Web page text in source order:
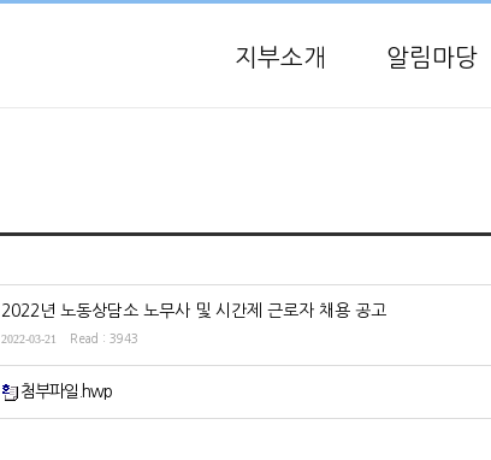
지부소개 알림마당
2022년 노동상담소 노무사 및 시간제 근로자 채용 공고
2022-03-21 Read : 3943
첨부파일.hwp